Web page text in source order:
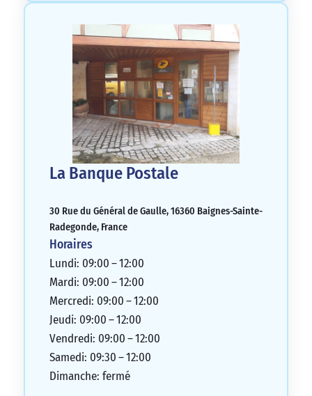
La Banque Postale
30 Rue du Général de Gaulle, 16360 Baignes-Sainte-
Radegonde, France
Horaires
Lundi: 09:00 – 12:00
Mardi: 09:00 – 12:00
Mercredi: 09:00 – 12:00
Jeudi: 09:00 – 12:00
Vendredi: 09:00 – 12:00
Samedi: 09:30 – 12:00
Dimanche: fermé